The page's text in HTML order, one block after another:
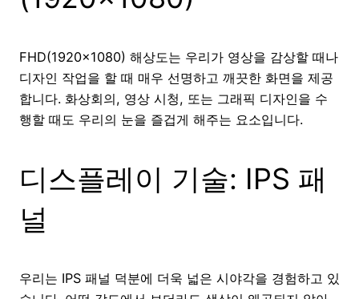
FHD(1920×1080) 해상도는 우리가 영상을 감상할 때나
디자인 작업을 할 때 매우 선명하고 깨끗한 화면을 제공
합니다. 화상회의, 영상 시청, 또는 그래픽 디자인을 수
행할 때도 우리의 눈을 즐겁게 해주는 요소입니다.
디스플레이 기술: IPS 패
널
우리는 IPS 패널 덕분에 더욱 넓은 시야각을 경험하고 있